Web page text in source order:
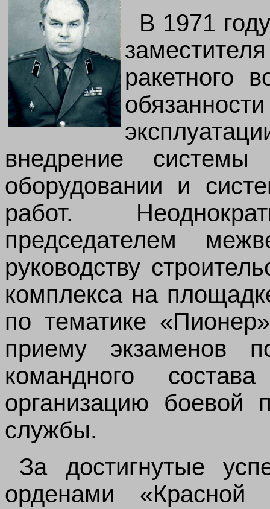
В 1971
ракетного
внедрение
оборудовании и
работ.
председателем
руководству
комплекса на
по тематике
приему экзаменов
командного
организацию боевой
службы.
За достигнутые
орденами